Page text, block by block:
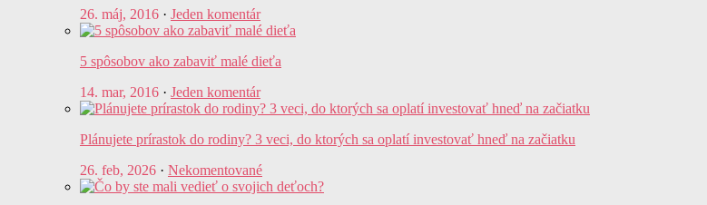
26. máj, 2016 · Jeden komentár
5 spôsobov ako zabaviť malé dieťa
14. mar, 2016 · Jeden komentár
Plánujete prírastok do rodiny? 3 veci, do ktorých sa oplatí investovať hneď na začiatku
26. feb, 2026 · Nekomentované